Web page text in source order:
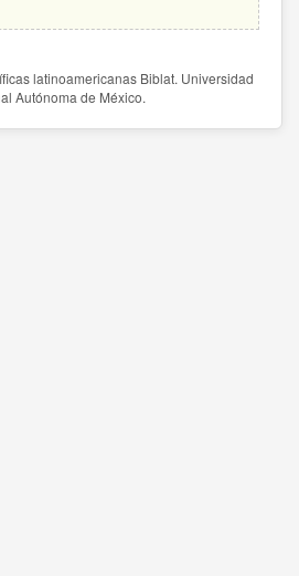
latinoamericanas Biblat. Universidad
Autónoma de México.